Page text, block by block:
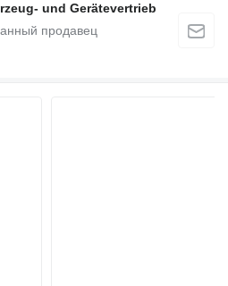
und Gerätevertrieb